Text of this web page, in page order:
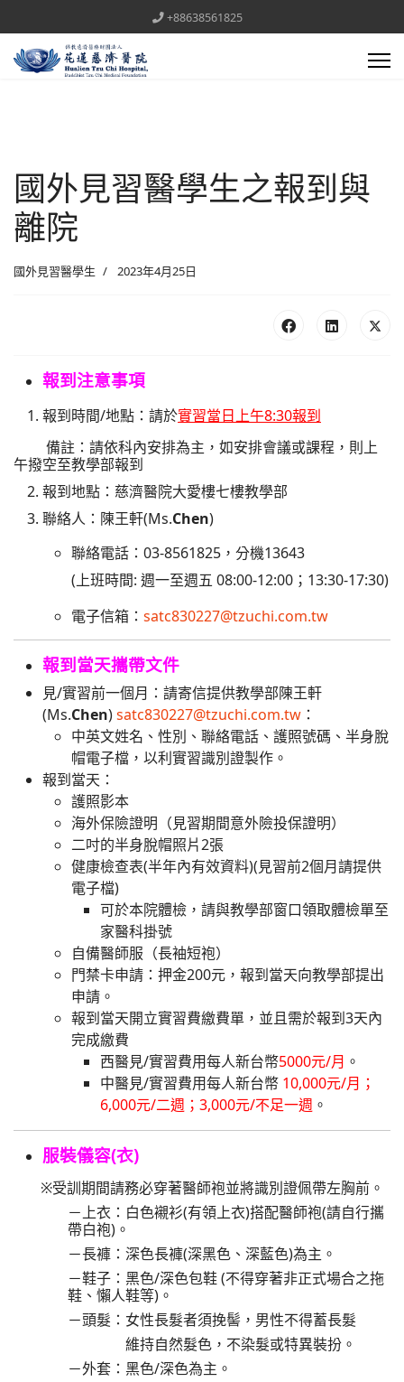
+88638561825
國外見習醫學生之報到與
離院
國外見習醫學生 2023年4月25日
報到注意事項
報到時間/地點：請於實習當日上午8:30報到
備註：請依科內安排為主，如安排會議或課程，則上
午撥空至教學部報到
報到地點：慈濟醫院大愛樓七樓教學部
聯絡人：陳王軒(Ms.Chen)
聯絡電話：03-8561825，分機13643
(上班時間: 週一至週五 08:00-12:00；13:30-17:30)
電子信箱： satc830227@tzuchi.com.tw
報到當天攜帶文件
見/實習前一個月：請寄信提供教學部陳王軒
(Ms.Chen)satc830227@tzuchi.com.tw ：
中英文姓名、性別、聯絡電話、護照號碼、半身脫
帽電子檔，以利實習識別證製作。
報到當天：
護照影本
海外保險證明（見習期間意外險投保證明）
二吋的半身脫帽照片2張
健康檢查表(半年內有效資料)(見習前2個月請提供
電子檔)
可於本院體檢，請與教學部窗口領取體檢單至
家醫科掛號
自備醫師服（長袖短袍）
門禁卡申請：押金200元，報到當天向教學部提出
申請。
報到當天開立實習費繳費單，並且需於報到3天內
完成繳費
西醫見/實習費用每人新台幣5000元/月 。
中醫見/實習費用每人新台幣 10,000元/月；
6,000元/二週；3,000元/不足一週 。
服裝儀容(衣)
※受訓期間請務必穿著醫師袍並將識別證佩帶左胸前。
－上衣：白色襯衫(有領上衣)搭配醫師袍(請自行攜
帶白袍)。
－長褲：深色長褲(深黑色、深藍色)為主。
－鞋子：黑色/深色包鞋 (不得穿著非正式場合之拖
鞋、懶人鞋等)。
－頭髮：女性長髮者須挽髻，男性不得蓄長髮
維持自然髮色，不染髮或特異裝扮。
－外套：黑色/深色為主。